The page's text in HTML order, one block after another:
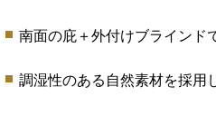
南面の庇＋外付けブラインド
調湿性のある自然素材を採用